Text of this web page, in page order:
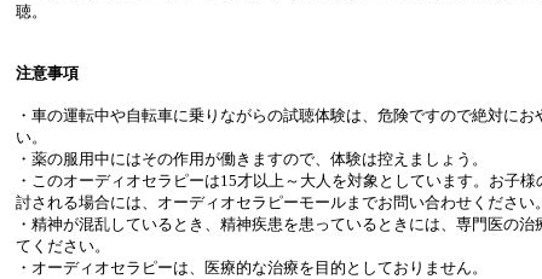
聴。
注意事項
・車の運転中や自転車に乗りながらの試聴体験は、危険ですので絶対にお
い。
・薬の服用中にはその作用が働きますので、体験は控えましょう。
・このオーディオセラピーは15才以上～大人を対象としています。お子様
討される場合には、オーディオセラピーモールまでお問い合わせください
・精神が混乱しているとき、精神疾患を患っているときには、専門医の治
てください。
・オーディオセラピーは、医療的な治療を目的としておりません。